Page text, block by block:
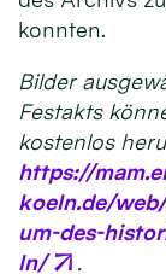
konnten.
Bilder
Festakts
kostenlos
https://
koeln.de/
um-des-
ln/
.